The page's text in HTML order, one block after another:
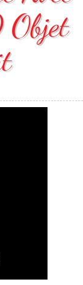
Objet